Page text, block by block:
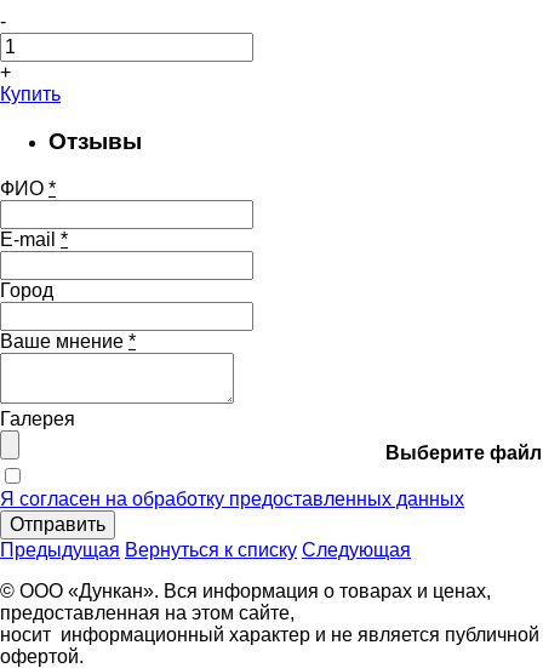
-
+
Купить
Отзывы
ФИО *
E-mail *
Город
Ваше мнение *
Галерея
Выберите файл
Я согласен на обработку предоставленных данных
Отправить
Предыдущая Вернуться к списку Следующая
© ООО «Дункан». Вся информация о товарах и ценах,
предоставленная на этом сайте,
носит информационный характер и не является публичной
офертой.